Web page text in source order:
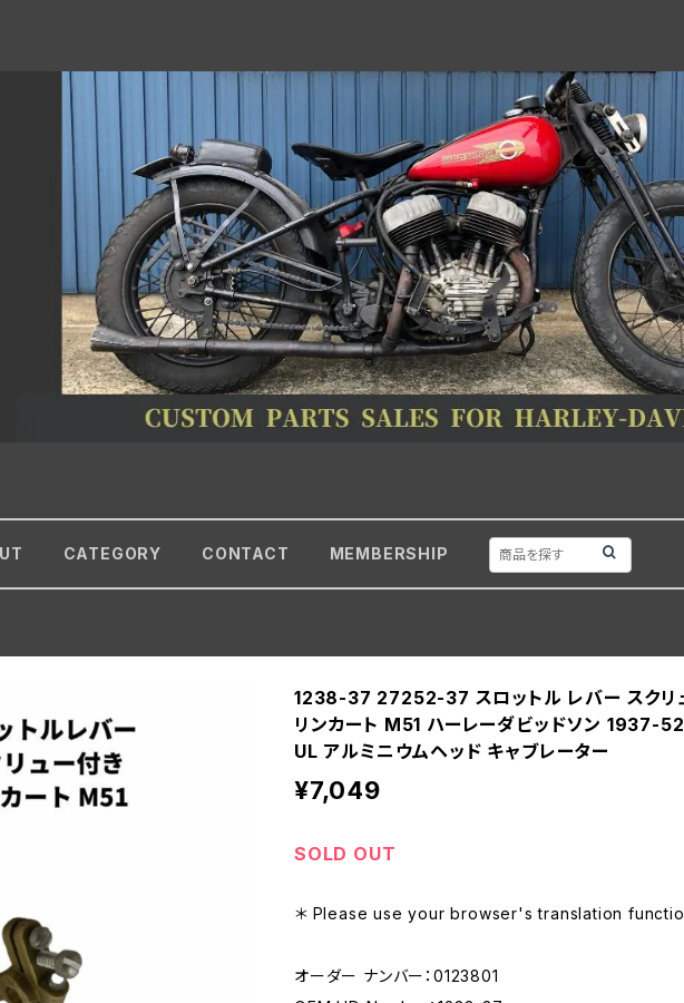
CATEGORY CONTACT MEMBERSHIP
1238-37 27252-37 スロットル レバー スクリ
リンカート M51 ハーレーダビッドソン 1937-
UL アルミニウムヘッド キャブレーター
¥7,049
SOLD OUT
＊ Please use your browser's translation
オーダー ナンバー：0123801